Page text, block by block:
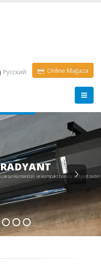
Pусский Online Mağaza
zaktankumandalı vekompaktborulu radyant ısıtıcı